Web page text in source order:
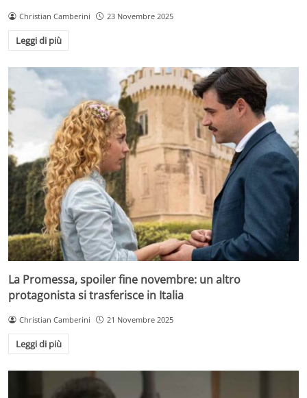
Christian Camberini 23 Novembre 2025
Leggi di più
La Promessa, spoiler fine novembre: un altro
protagonista si trasferisce in Italia
Christian Camberini 21 Novembre 2025
Leggi di più